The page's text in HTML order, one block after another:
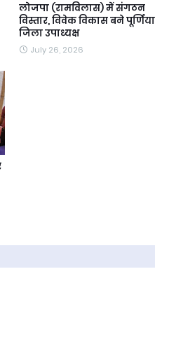
लोजपा (रामविलास) में संगठन
विस्तार, विवेक विकास बने पूर्णिया
जिला उपाध्यक्ष
July 26, 2026